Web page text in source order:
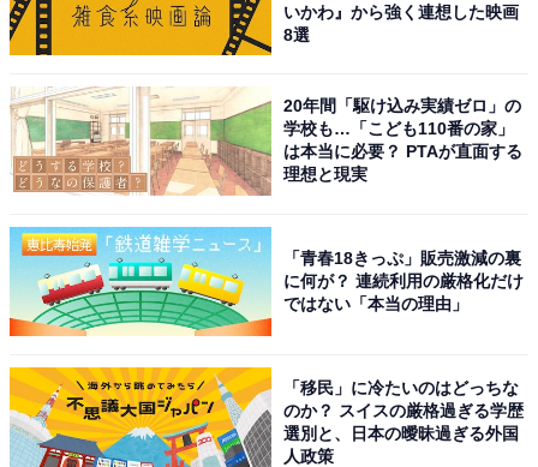
いかわ』から強く連想した映画
8選
20年間「駆け込み実績ゼロ」の
学校も…「こども110番の家」
は本当に必要？ PTAが直面する
理想と現実
「青春18きっぷ」販売激減の裏
に何が？ 連続利用の厳格化だけ
ではない「本当の理由」
「移民」に冷たいのはどっちな
のか？ スイスの厳格過ぎる学歴
選別と、日本の曖昧過ぎる外国
人政策